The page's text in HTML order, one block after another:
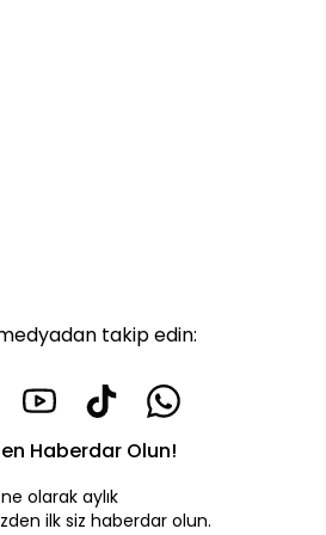
takip edin:
Haberdar Olun!
olarak aylık
ilk siz haberdar olun.